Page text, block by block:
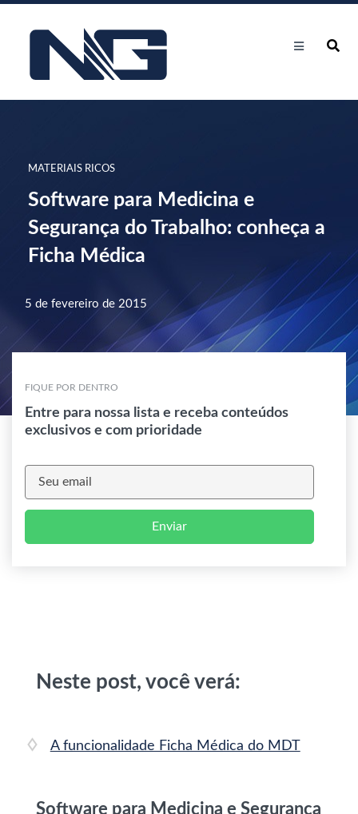
MATERIAIS RICOS
Software para Medicina e
Segurança do Trabalho: conheça a
Ficha Médica
5 de fevereiro de 2015
FIQUE POR DENTRO
Entre para nossa lista e receba conteúdos
exclusivos e com prioridade
Enviar
Neste post, você verá:
A funcionalidade Ficha Médica do MDT
Software para Medicina e Segurança